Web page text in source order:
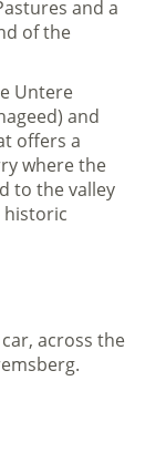
and a
of the
Untere
and
offers a
where the
to the valley
historic
across the